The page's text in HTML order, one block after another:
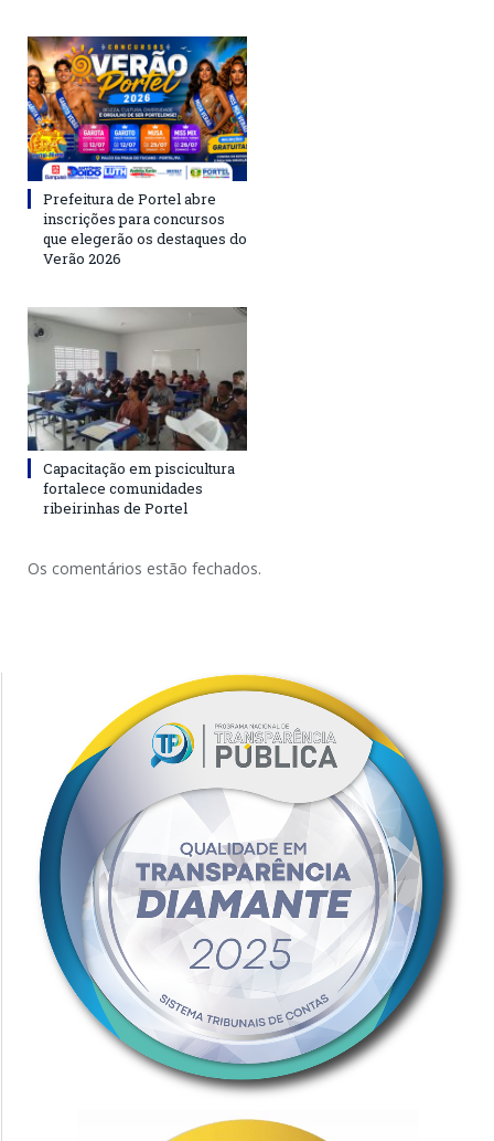
Prefeitura de Portel abre
inscrições para concursos
que elegerão os destaques do
Verão 2026
Capacitação em piscicultura
fortalece comunidades
ribeirinhas de Portel
Os comentários estão fechados.